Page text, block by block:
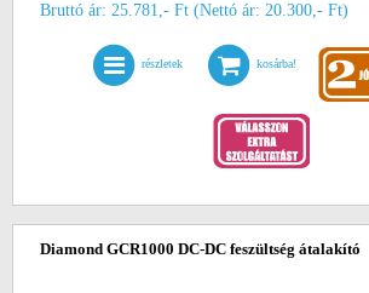
Bruttó ár: 25.781,- Ft (Nettó ár: 20.300,- Ft)
részletek kosárba!
Diamond GCR1000 DC-DC feszültség átalakító